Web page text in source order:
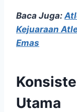
Baca Juga:
Kejuaraan
Emas
Utama